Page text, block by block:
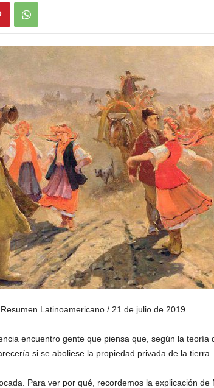
Latinoamericano / 21 de julio de 2019
encuentro gente que piensa que, según la teoría
si se aboliese la propiedad privada de la tierra.
Para ver por qué, recordemos la explicación de